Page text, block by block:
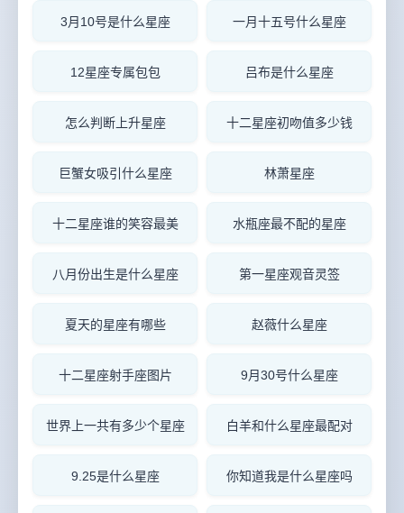
3月10号是什么星座 一月十五号什么星座
12星座专属包包 吕布是什么星座
怎么判断上升星座 十二星座初吻值多少钱
巨蟹女吸引什么星座 林萧星座
十二星座谁的笑容最美 水瓶座最不配的星座
八月份出生是什么星座 第一星座观音灵签
夏天的星座有哪些 赵薇什么星座
十二星座射手座图片 9月30号什么星座
世界上一共有多少个星座 白羊和什么星座最配对
9.25是什么星座 你知道我是什么星座吗